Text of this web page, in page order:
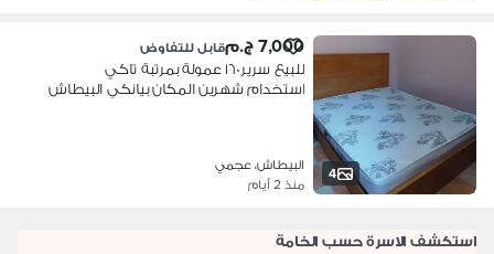
4
7,000 ج.م قابل للتفاوض
للبيع سرير ١٦٠ عمولة بمرتبة تاكي
استخدام شهرين المكان بيانكي البيطاش
البيطاش، عجمي
منذ 2 أيام
استكشف الاسرة حسب الخامة